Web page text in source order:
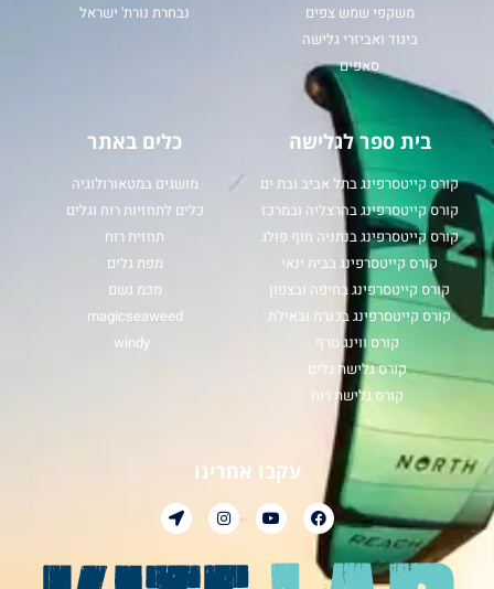
משקפי שמש צפים
ביגוד ואביזרי גלישה
סאפים
נבחרת נורת' ישראל
בית ספר לגלישה
קורס קייטסרפינג בתל אביב ובת ים
קורס קייטסרפינג בהרצליה ובמרכז
קורס קייטסרפינג בנתניה חוף פולג
קורס קייטסרפינג בבית ינאי
קורס קייטסרפינג בחיפה ובצפון
קורס קייטסרפינג בכנרת ובאילת
קורס ווינג סרף
קורס גלישת גלים
קורס גלישת רוח
כלים באתר
מושגים במטאורולוגיה
כלים לתחזיות רוח וגלים
תחזית רוח
מפת גלים
מכמ גשם
magicseaweed
windy
עקבו אחרינו